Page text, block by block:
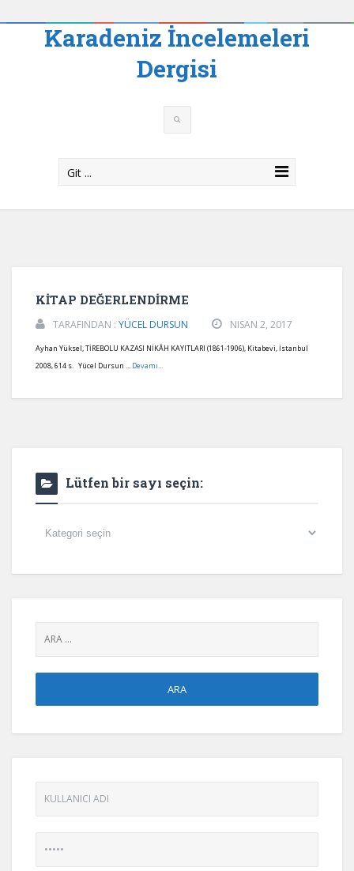
Karadeniz İncelemeleri
Dergisi
Git ...
KİTAP DEĞERLENDİRME
TARAFINDAN : YÜCEL DURSUN NISAN 2, 2017
Ayhan Yüksel, TİREBOLU KAZASI NİKÂH KAYITLARI (1861-1906), Kitabevi, İstanbul
2008, 614 s. Yücel Dursun ... Devamı...
Lütfen bir sayı seçin:
Lütfen